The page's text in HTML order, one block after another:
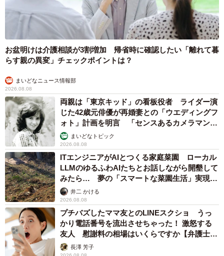
お盆明けは介護相談が3割増加 帰省時に確認したい「離れて暮
らす親の異変」チェックポイントは？
まいどなニュース情報部
2026.08.08
両親は「東京キッド」の看板役者 ライダー演
じた42歳元俳優が再婚妻との「ウエディングフ
ォト」計画を明言 「センスあるカメラマン求
む」まいどなトピック
2026.08.08
ITエンジニアがAIとつくる家庭菜園 ローカル
LLMのゆるふわAIたちとお話しながら開墾して
みたら… 夢の「スマートな菜園生活」実現な
るか井二 かける
2026.08.08
プチバズしたママ友とのLINEスクショ うっ
かり電話番号を流出させちゃった！ 激怒する
友人 慰謝料の相場はいくらですか【弁護士が
解説】長澤 芳子